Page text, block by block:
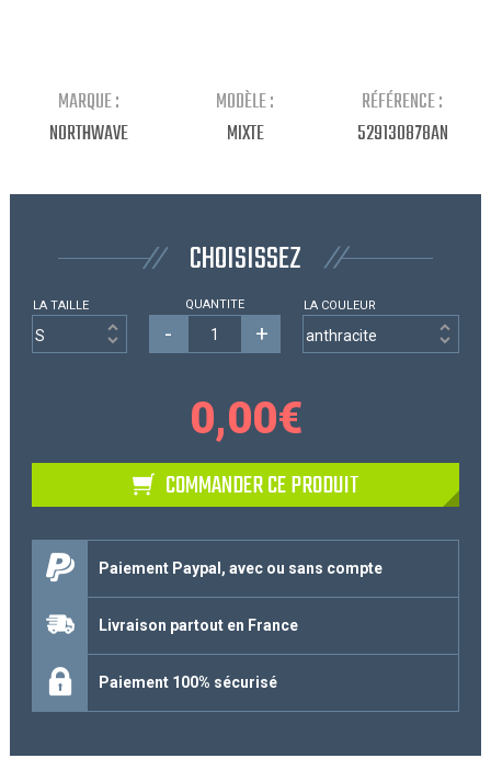
MARQUE :
NORTHWAVE
MODÈLE :
MIXTE
RÉFÉRENCE :
529130878AN
CHOISISSEZ
LA TAILLE QUANTITE
- +
LA COULEUR
0,00€
COMMANDER CE PRODUIT
Paiement Paypal, avec ou sans compte
Livraison partout en France
Paiement 100% sécurisé